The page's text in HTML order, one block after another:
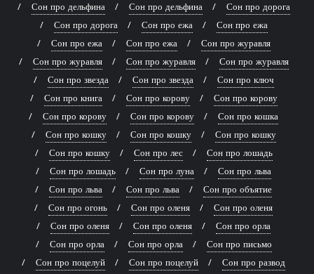
Сон про дельфина
Сон про дельфина
Сон про дорога
Сон про дорога
Сон про ежа
Сон про ежа
Сон про ежа
Сон про ежа
Сон про журавля
Сон про журавля
Сон про журавля
Сон про журавля
Сон про звезда
Сон про звезда
Сон про ключ
Сон про книга
Сон про корову
Сон про корову
Сон про корову
Сон про корову
Сон про кошка
Сон про кошку
Сон про кошку
Сон про кошку
Сон про кошку
Сон про лес
Сон про лошадь
Сон про лошадь
Сон про луна
Сон про льва
Сон про льва
Сон про льва
Сон про объятие
Сон про огонь
Сон про оленя
Сон про оленя
Сон про оленя
Сон про оленя
Сон про орла
Сон про орла
Сон про орла
Сон про письмо
Сон про поцелуй
Сон про поцелуй
Сон про развод